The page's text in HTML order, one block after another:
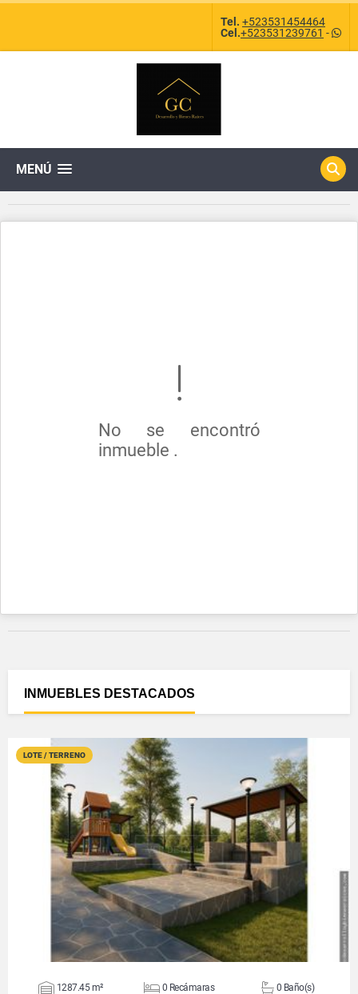
Tel. +523531454464
Cel.+523531239761 -
MENÚ
No se encontró
inmueble .
INMUEBLES DESTACADOS
LOTE / TERRENO
VER DETALLES
1287.45 m² 0 Recámaras 0 Baño(s)